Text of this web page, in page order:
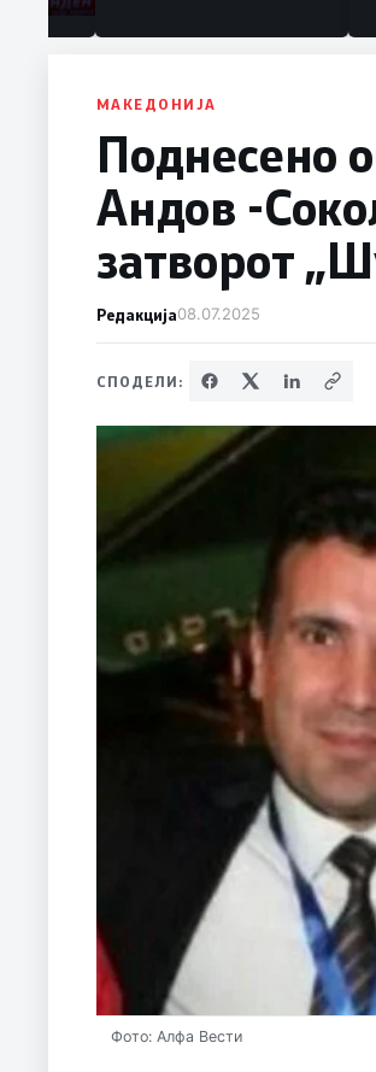
МАКЕДОНИЈА
Поднесено
Андов -
затворот
Редакција08.07.2025
СПОДЕЛИ:
Фото: Алфа Вести